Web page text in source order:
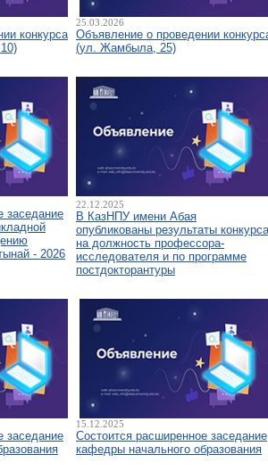
конкурса
25.03.2026
Объявление о проведении
(ул. Жамбыла, 25)
заседание
- 2026
22.12.2025
В КазНПУ имени Абая
опубликованы результаты конкурса
на должность профессора-
исследователя и по программе
постдокторантуры
заседание
15.12.2025
Состоится расширенное заседание
кафедры начального образования